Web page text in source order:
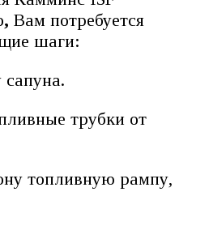
, Вам потребуется
шаги:
трубки от
топливную рампу,